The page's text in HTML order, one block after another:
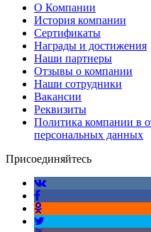
О Компании
История компании
Сертификаты
Награды и достижения
Наши партнеры
Отзывы о компании
Наши сотрудники
Вакансии
Реквизиты
Политика компании в
персональных данных
Присоединяйтесь